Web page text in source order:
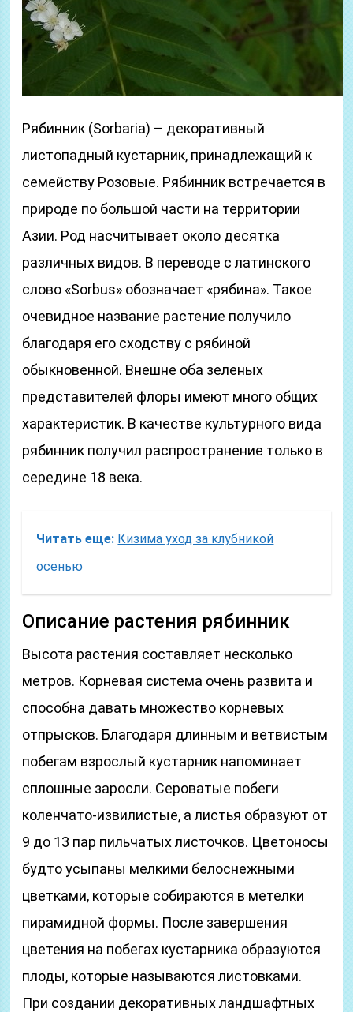
Рябинник (Sorbaria) – декоративный
листопадный кустарник, принадлежащий к
семейству Розовые. Рябинник встречается в
природе по большой части на территории
Азии. Род насчитывает около десятка
различных видов. В переводе с латинского
слово «Sorbus» обозначает «рябина». Такое
очевидное название растение получило
благодаря его сходству с рябиной
обыкновенной. Внешне оба зеленых
представителей флоры имеют много общих
характеристик. В качестве культурного вида
рябинник получил распространение только в
середине 18 века.
Читать еще: Кизима уход за клубникой
осенью
Описание растения рябинник
Высота растения составляет несколько
метров. Корневая система очень развита и
способна давать множество корневых
отпрысков. Благодаря длинным и ветвистым
побегам взрослый кустарник напоминает
сплошные заросли. Сероватые побеги
коленчато-извилистые, а листья образуют от
9 до 13 пар пильчатых листочков. Цветоносы
будто усыпаны мелкими белоснежными
цветками, которые собираются в метелки
пирамидной формы. После завершения
цветения на побегах кустарника образуются
плоды, которые называются листовками.
При создании декоративных ландшафтных